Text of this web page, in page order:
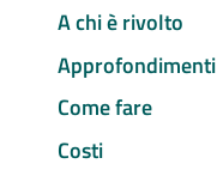
A chi è rivolto
Approfondimenti
Come fare
Costi